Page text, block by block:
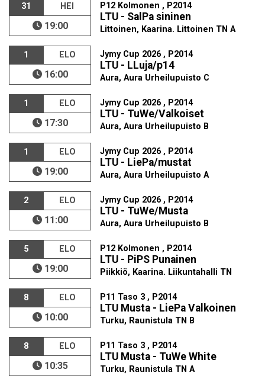
31 HEI
19:00
P12 Kolmonen , P2014
LTU - SalPa sininen
Littoinen, Kaarina. Littoinen TN A
1 ELO
16:00
Jymy Cup 2026 , P2014
LTU - LLuja/p14
Aura, Aura Urheilupuisto C
1 ELO
17:30
Jymy Cup 2026 , P2014
LTU - TuWe/Valkoiset
Aura, Aura Urheilupuisto B
1 ELO
19:00
Jymy Cup 2026 , P2014
LTU - LiePa/mustat
Aura, Aura Urheilupuisto A
2 ELO
11:00
Jymy Cup 2026 , P2014
LTU - TuWe/Musta
Aura, Aura Urheilupuisto B
5 ELO
19:00
P12 Kolmonen , P2014
LTU - PiPS Punainen
Piikkiö, Kaarina. Liikuntahalli TN
8 ELO
10:00
P11 Taso 3 , P2014
LTU Musta - LiePa Valkoinen
Turku, Raunistula TN B
8 ELO
10:35
P11 Taso 3 , P2014
LTU Musta - TuWe White
Turku, Raunistula TN A